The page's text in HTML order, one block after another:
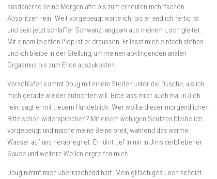
ausdauernd seine Morgenlatte bis zum erneuten mehrfachen
Abspritzen rein. Weit vorgebeugt warte ich, bis er endlich fertig ist
und sein jetzt schlaffer Schwanz langsam aus meinem Loch gleitet.
Mit einem leichten Plop ist er draussen. Er lässt mich einfach stehen
und ich bleibe in der Stellung, um meinen abklingenden analen
Orgasmus bis zum Ende auszukosten.
Verschlafen kommt Doug mit einem Steifen unter die Dusche, als ich
mich gerade wieder aufrichten will. Bitte lass mich auch mal in Dich
rein, sagt er mit treuem Hundeblick. Wer wollte dieser morgendlichen
Bitte schon widersprechen? Mit einem wohligen Seufzen bleibe ich
vorgebeugt und mache meine Beine breit, während das warme
Wasser auf uns herabregnet. Er rührt tief in mir in Jims verbliebener
Sauce und weitere Wellen ergreifen mich.
Doug nimmt mich überraschend hart. Mein glitschiges Loch scheint